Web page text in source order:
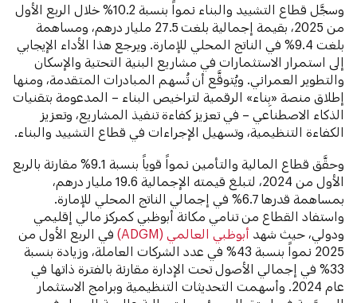
وسجَّل قطاع التشييد والبناء نمواً بنسبة 10.2% خلال الربع الأول
من 2025، بقيمة إجمالية بلغت 27.5 مليار درهم، ومساهمة
بلغت 9.4% في الناتج المحلي للإمارة. ويرجع هذا الأداء الإيجابي
إلى استمرار الاستثمارات في مشاريع البنية التحتية والإسكان
والتطوير العمراني. ويُتوقَّع أن تُسهم المبادرات المتقدمة، ومنها
إطلاق منصة «بِناء» الرقمية لتراخيص البناء – المدعومة بتقنيات
الذكاء الاصطناعي – في تعزيز كفاءة تنفيذ المشاريع، وتعزيز
الكفاءة التنظيمية، وتسهيل الإجراءات في قطاع التشييد والبناء.
وحقَّق قطاع المالية والتأمين نمواً قوياً بنسبة 9.1% مقارنة بالربع
الأول من 2024، لتبلغ قيمته الإجمالية 19.6 مليار درهم،
بمساهمة قدرها 6.7% في إجمالي الناتج المحلي للإمارة.
واستفاد القطاع من تنامي مكانة أبوظبي كمركز مالي إقليمي
ودولي، حيث شهد أبوظبي العالمي (ADGM)
في الربع الأول من
2025 نمواً بنسبة 43% في عدد الشركات العاملة، وزيادة بنسبة
33% في إجمالي الأصول تحت الإدارة مقارنة بالفترة ذاتها في
عام 2024. وأسهمت التحديثات التنظيمية وبرامج الاستثمار